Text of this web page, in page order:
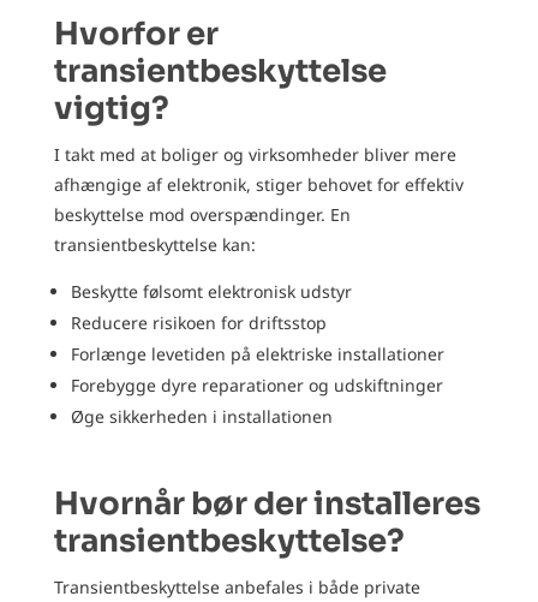
Hvorfor er
transientbeskyttelse
vigtig?
I takt med at boliger og virksomheder bliver mere
afhængige af elektronik, stiger behovet for effektiv
beskyttelse mod overspændinger. En
transientbeskyttelse kan:
Beskytte følsomt elektronisk udstyr
Reducere risikoen for driftsstop
Forlænge levetiden på elektriske installationer
Forebygge dyre reparationer og udskiftninger
Øge sikkerheden i installationen
Hvornår bør der installeres
transientbeskyttelse?
Transientbeskyttelse anbefales i både private